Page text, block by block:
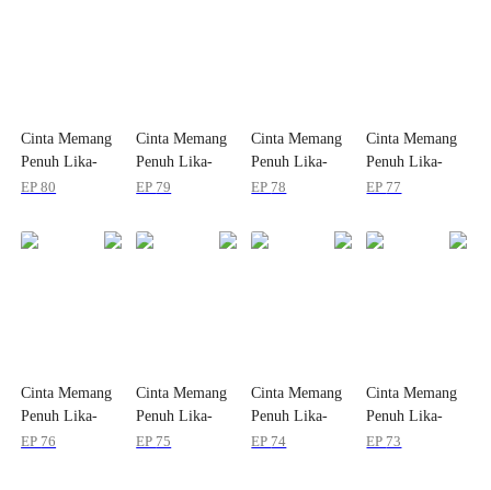
Cinta Memang
Penuh Lika-
Liku
EP80
Cinta Memang
Penuh Lika-
Liku
EP 79
Cinta Memang
Penuh Lika-
Liku
EP 78
Cinta Memang
Penuh Lika-
Liku
EP 77
Cinta Memang
Penuh Lika-
Liku
EP 76
Cinta Memang
Penuh Lika-
Liku
EP 75
Cinta Memang
Penuh Lika-
Liku
EP 74
Cinta Memang
Penuh Lika-
Liku
EP 73